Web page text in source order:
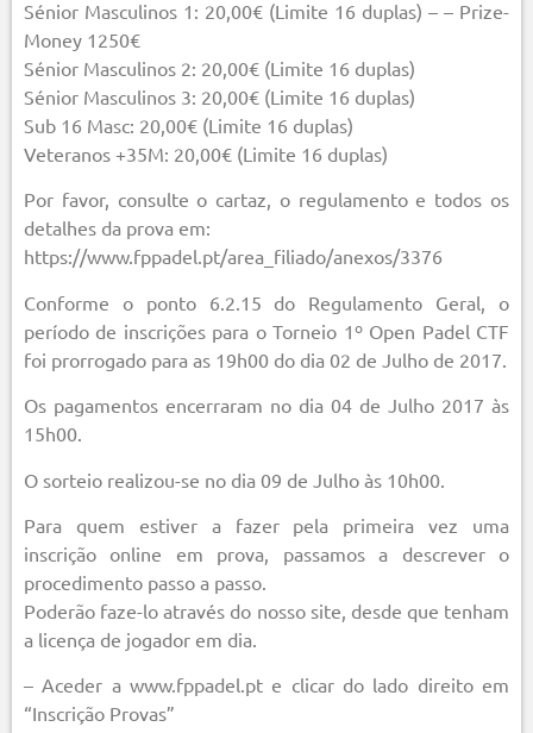
Sénior Masculinos 1: 20,00€ (Limite 16 duplas) – – Prize-
Money 1250€
Sénior Masculinos 2: 20,00€ (Limite 16 duplas)
Sénior Masculinos 3: 20,00€ (Limite 16 duplas)
Sub 16 Masc: 20,00€ (Limite 16 duplas)
Veteranos +35M: 20,00€ (Limite 16 duplas)
Por favor, consulte o cartaz, o regulamento e todos os
detalhes da prova em:
https://www.fppadel.pt/area_filiado/anexos/3376
Conforme o ponto 6.2.15 do Regulamento Geral, o
período de inscrições para o Torneio 1º Open Padel CTF
foi prorrogado para as 19h00 do dia 02 de Julho de 2017.
Os pagamentos encerraram no dia 04 de Julho 2017 às
15h00.
O sorteio realizou-se no dia 09 de Julho às 10h00.
Para quem estiver a fazer pela primeira vez uma
inscrição online em prova, passamos a descrever o
procedimento passo a passo.
Poderão faze-lo através do nosso site, desde que tenham
a licença de jogador em dia.
– Aceder a www.fppadel.pt e clicar do lado direito em
“Inscrição Provas”